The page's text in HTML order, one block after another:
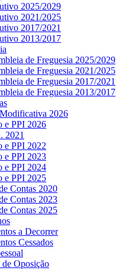
2025/2029
2021/2025
2017/2021
2013/2017
de Freguesia 2025/2029
de Freguesia 2021/2025
de Freguesia 2017/2021
de Freguesia 2013/2017
2026
e PPI 2026
2021
e PPI 2022
e PPI 2023
e PPI 2024
e PPI 2025
Contas 2020
Contas 2023
Contas 2025
a Decorrer
Cessados
Oposição